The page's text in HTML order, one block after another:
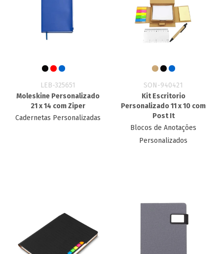
LEB-325651
Moleskine Personalizado
21 x 14 com Ziper
Cadernetas Personalizadas
SON-940421
Kit Escritorio
Personalizado​ 11 x 10 com
Post It
Blocos de Anotações
Personalizados